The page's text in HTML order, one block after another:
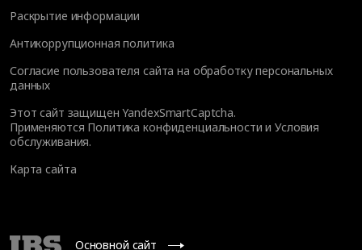
Раскрытие информации
Антикоррупционная политика
Согласие пользователя сайта на обработку персональных
данных
Этот сайт защищен YandexSmartCaptcha.
Применяются Политика конфиденциальности иУсловия
обслуживания.
Карта сайта
Основной сайт